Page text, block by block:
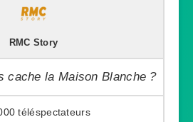
RMC Story
cache la Maison Blanche ?